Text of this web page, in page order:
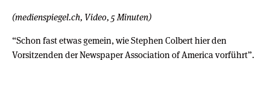
(medienspiegel.ch, Video, 5 Minuten)
“Schon fast etwas gemein, wie Stephen Colbert hier den
Vorsitzenden der Newspaper Association of America vorführt”.